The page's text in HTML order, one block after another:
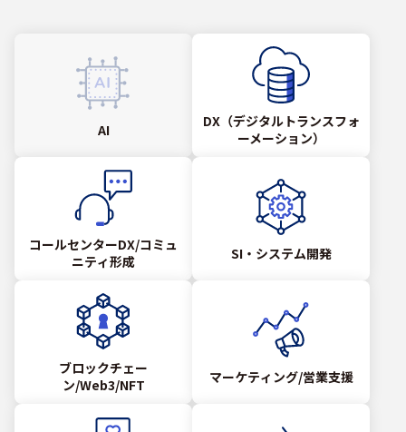
AI
DX（デジタルトランスフォ
ーメーション）
コールセンターDX/コミュ
ニティ形成
SI・システム開発
ブロックチェー
ン/Web3/NFT
マーケティング/営業支援